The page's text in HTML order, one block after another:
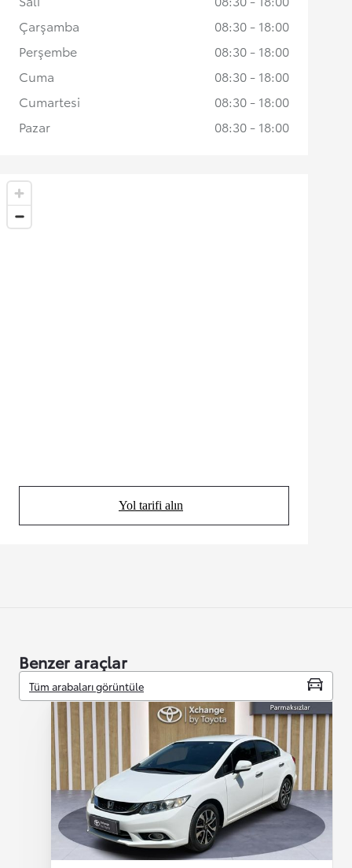
Yol tarifi alın
(Opens in new tab)
Çarşamba
08:30 - 18:00
Perşembe
08:30 - 18:00
Cuma
08:30 - 18:00
Cumartesi
08:30 - 18:00
Pazar
08:30 - 18:00
Benzer araçlar
Tüm arabaları görüntüle